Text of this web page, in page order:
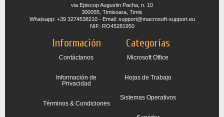
via Episcop Augustin Pacha, n. 10
300055, Timisoara, Timis
Whatsapp: +39 3274538210 - Email: support@macrosoft-support.eu
NIF: RO45281950
Información
Contáctanos
Información de
Privacidad
Términos & Condiciones
Categorías
Microsoft Office
Hojas de Trabajo
Sistemas Operativos